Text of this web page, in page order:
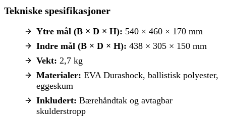
Tekniske spesifikasjoner
Ytre mål (B × D × H): 540 × 460 × 170 mm
Indre mål (B × D × H): 438 × 305 × 150 mm
Vekt: 2,7 kg
Materialer: EVA Durashock, ballistisk polyester,
eggeskum
Inkludert: Bærehåndtak og avtagbar
skulderstropp